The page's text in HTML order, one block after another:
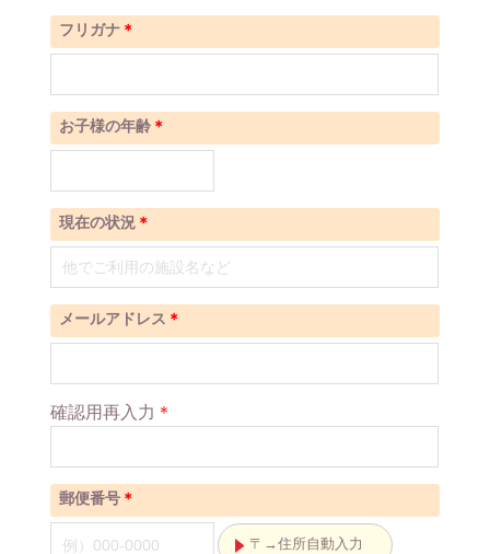
フリガナ＊
お子様の年齢＊
現在の状況＊
メールアドレス ＊
確認用再入力 ＊
郵便番号＊
〒→住所自動入力